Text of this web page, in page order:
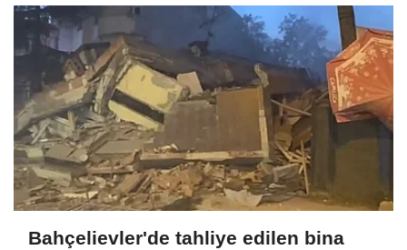
Bahçelievler'de tahliye edilen bina